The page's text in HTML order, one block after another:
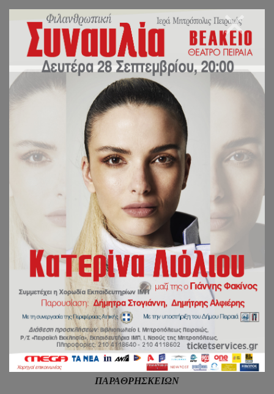
ΔΙΚΑΙΩΜΑ ΕΛΕΘΕΡΗΣ
ΕΚΦΡΑΣΗΣ Η
ΒΕΒΗΛΩΣΗ ΙΕΡΩΝ
ΝΑΩΝ! (Σχόλιο σε
απόφαση του
«Ευρωπαϊκού
Δικαστηρίου Ανθρωπίνων
Δικαιωμάτων»).
ΙΕΡΑ ΜΗΤΡΟΠΟΛΙΣ ΠΕΙΡΑΙΩΣ
ΓΡΑΦΕΙΟ ΕΠΙ ΤΩΝ ΑΙΡΕΣΕΩΝ ΚΑΙ ΤΩΝ
ΠΑΡΑΘΡΗΣΚΕΙΩΝ